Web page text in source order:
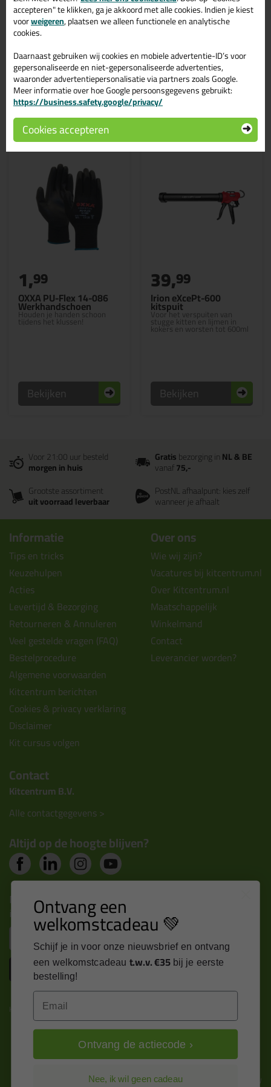
Ottoseal S110 580ml in kleur Heldergrijs C20 vandaag nog! Op
voorraad en op werkdagen besteld = morgen in huis.
product?Lees alles over dit product >
Gerelateerde producten
OXXA PU-Flex 14-086
Werkhandschoen
Houden je handen schoon
tijdens het klussen!
1,99
Bekijken
Irion eXcePt-600
kitspuit
Voor het verspuiten van
stugge kitten en lijmen in
kokers en worsten tot 600ml
39,99
Bekijken
Voor 21:00 uur besteld
morgen in huis
Gratisbezorging inNL & BE
vanaf75,-
Grootste assortiment
uit voorraad leverbaar
PostNL afhaalpunt: kies zelf
wanneer je afhaalt
Informatie
Tips en tricks
Keuzehulpen
Acties
Levertijd & Bezorging
Retourneren & Annuleren
Veel gestelde vragen (FAQ)
Bestelprocedure
Algemene voorwaarden
Kitcentrum berichten
Cookies & privacy verklaring
Disclaimer
Kit cursus volgen
Over ons
Wie wij zijn?
Vacatures bij kitcentrum.nl
Over Kitcentrum.nl
Maatschappelijk
Winkelmand
Contact
Leverancier worden?
Contact
Kitcentrum B.V.
Alle contactgegevens >
Altijd op de hoogte blijven?
Nieuws, tips en exclusieve deals rechtstreeks in je
inbox
Inschrijven
Kitcentrum is trots op:
Alle prijzen zijn in EURO en excl. 21% BTW
accepteren" te klikken, ga je akkoord met alle cookies. Indien je kiest
voorweigeren, plaatsen we alleen functionele en analytische
cookies.
Daarnaast gebruiken wij cookies en mobiele advertentie-ID’s voor
gepersonaliseerde en niet-gepersonaliseerde advertenties,
waaronder advertentiepersonalisatie via partners zoals Google.
Meer informatie over hoe Google persoonsgegevens gebruikt:
https://business.safety.google/privacy/
Cookies accepteren
Ontvang een
welkomstcadeau 💚
Schijf je in voor onze nieuwsbrief en ontvang
een welkomstcadeau t.w.v. €35 bij je eerste
bestelling!
Email
Ontvang de actiecode ›
Nee, ik wil geen cadeau